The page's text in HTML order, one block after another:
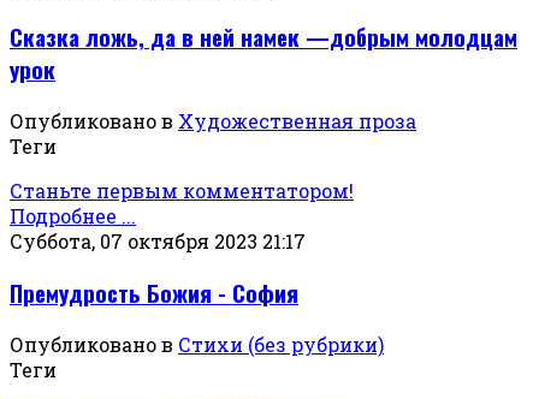
Сказка ложь, да в ней намек —добрым молодцам
урок
Опубликовано в Художественная проза
Теги
Станьте первым комментатором!
Подробнее ...
Суббота, 07 октября 2023 21:17
Премудрость Божия - София
Опубликовано в Стихи (без рубрики)
Теги